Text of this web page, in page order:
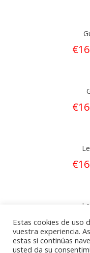
€
€
€
€
Estas cookies de uso
vuestra experiencia.
estas si continúas
usted da su